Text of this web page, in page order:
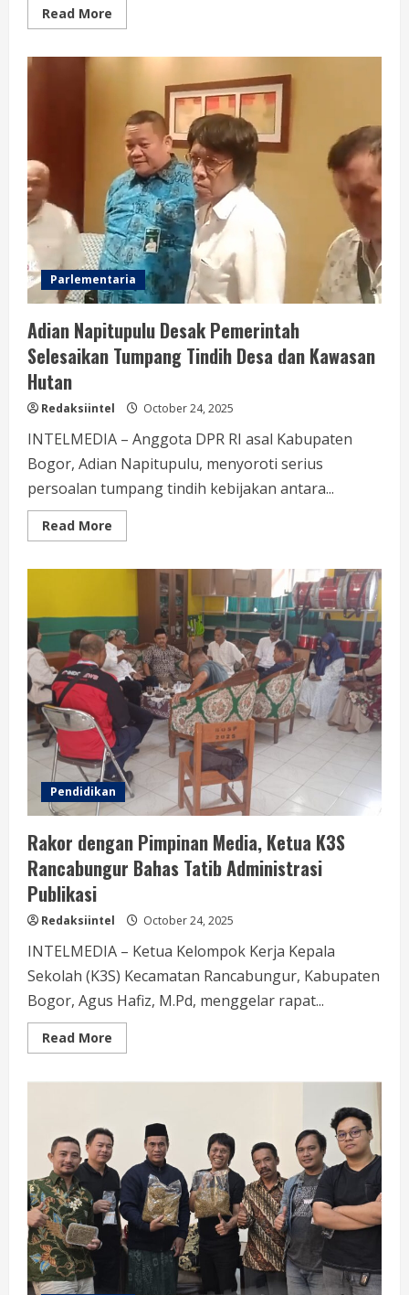
Read More
more
Selalu
Api
Kaum
Muda!,
Selamat
Hari
Sumpah
Pemuda
Parlementaria
Adian Napitupulu Desak Pemerintah
Selesaikan Tumpang Tindih Desa dan Kawasan
Hutan
Redaksiintel October 24, 2025
INTELMEDIA – Anggota DPR RI asal Kabupaten
Bogor, Adian Napitupulu, menyoroti serius
persoalan tumpang tindih kebijakan antara...
Read More
more
Napitupulu
Pemerintah
Selesaikan
Tumpang
Tindih
Desa
dan
Kawasan
Hutan
Pendidikan
Rakor dengan Pimpinan Media, Ketua K3S
Rancabungur Bahas Tatib Administrasi
Publikasi
Redaksiintel October 24, 2025
INTELMEDIA – Ketua Kelompok Kerja Kepala
Sekolah (K3S) Kecamatan Rancabungur, Kabupaten
Bogor, Agus Hafiz, M.Pd, menggelar rapat...
Read More
more
dengan
Ketua
K3S
Rancabungur
Bahas
Tatib
Administrasi
Publikasi